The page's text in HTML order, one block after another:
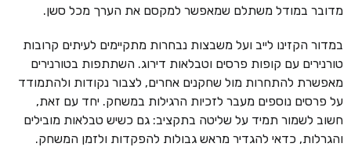
מדובר במודל משתלם שמאפשר למקסם את הערך מכל סשן.
במדור הקזינו לייב ועל משבצות נבחרות מתקיימים לעיתים קרובות
טורנירים עם קופות פרסים וטבלאות דירוג. השתתפות בטורנירים
מאפשרת להתחרות מול שחקנים אחרים, לצבור נקודות ולהתמודד
על פרסים נוספים מעבר לזכיות הרגילות במשחק. יחד עם זאת,
חשוב לשמור תמיד על שליטה בתקציב: גם כשיש טבלאות מובילים
והגרלות, כדאי להגדיר מראש גבולות להפקדות ולזמן המשחק.